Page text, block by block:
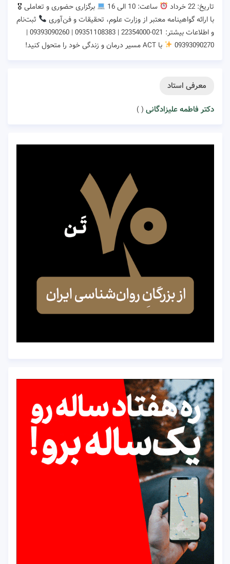
تاریخ: 22 خرداد
ساعت: 10 الی 16
برگزاری حضوری و تعاملی 🎖
با ارائه گواهینامه معتبر از وزارت علوم، تحقیقات و فن‌آوری
ثبت‌نام
و اطلاعات بیشتر: 021-22354000 | 09351108383 | 09393090260 |
09393090270
با ACT مسیر درمان و زندگی خود را متحول کنید!
معرفی استاد
دکتر فاطمه علیزادگانی ( )